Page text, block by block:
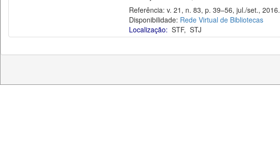
Referência: v. 21, n. 83, p. 39–56, jul./set., 2016.
Disponibilidade: Rede Virtual de Bibliotecas
Localização: STF, STJ